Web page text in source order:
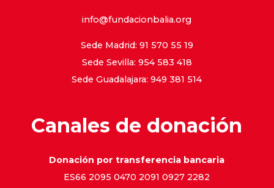
info@fundacionbalia.org
Sede Madrid: 91 570 55 19
Sede Sevilla: 954 583 418
Sede Guadalajara: 949 381 514
Canales de donación
Donación por transferencia bancaria
ES66 2095 0470 2091 0927 2282